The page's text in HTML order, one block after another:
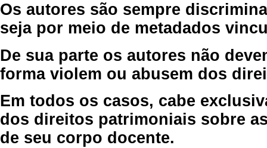
Os autores são sempre
seja por meio de metadados
De sua parte os autores não
forma violem ou abusem dos
Em todos os casos, cabe
dos direitos patrimoniais sobre
de seu corpo docente.